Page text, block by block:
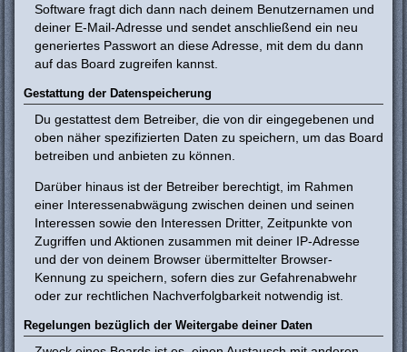
Software fragt dich dann nach deinem Benutzernamen und
deiner E-Mail-Adresse und sendet anschließend ein neu
generiertes Passwort an diese Adresse, mit dem du dann
auf das Board zugreifen kannst.
Gestattung der Datenspeicherung
Du gestattest dem Betreiber, die von dir eingegebenen und
oben näher spezifizierten Daten zu speichern, um das Board
betreiben und anbieten zu können.
Darüber hinaus ist der Betreiber berechtigt, im Rahmen
einer Interessenabwägung zwischen deinen und seinen
Interessen sowie den Interessen Dritter, Zeitpunkte von
Zugriffen und Aktionen zusammen mit deiner IP-Adresse
und der von deinem Browser übermittelter Browser-
Kennung zu speichern, sofern dies zur Gefahrenabwehr
oder zur rechtlichen Nachverfolgbarkeit notwendig ist.
Regelungen bezüglich der Weitergabe deiner Daten